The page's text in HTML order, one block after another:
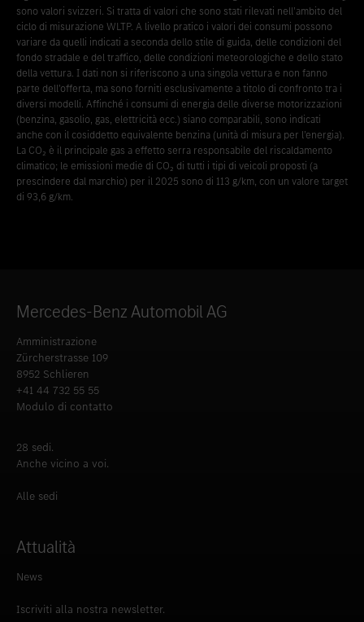
sono valori svizzeri. Si tratta di valori che sono stati rilevati nell’ambito del
ciclo di misurazione WLTP. A livello pratico i valori dei consumi possono
variare da quelli indicati a seconda dello stile di guida, delle condizioni del
fondo stradale e del traffico, delle condizioni meteorologiche e dello stato
della vettura. I dati non si riferiscono a una singola vettura e non fanno
parte dell’offerta, ma sono forniti esclusivamente a titolo di confronto tra i
diversi modelli. Affinché i consumi di energia delle diverse motorizzazioni
(benzina, gasolio, gas, elettricità ecc.) siano comparabili, sono indicati
anche con il cosiddetto equivalente benzina (unità di misura per l’energia).
La CO₂ è il principale gas a effetto serra responsabile del riscaldamento
climatico; le emissioni medie di CO₂ di tutti i tipi di veicoli proposti (a
prescindere dal marchio) per il 2025 sono di 113 g/km, con un valore target
di 93,6 g/km.
Mercedes-Benz Automobil AG
Amministrazione
Zürcherstrasse 109
8952 Schlieren
+41 44 732 55 55
Modulo di contatto
28 sedi.
Anche vicino a voi.
Alle sedi
Attualità
News
Iscriviti alla nostra newsletter.